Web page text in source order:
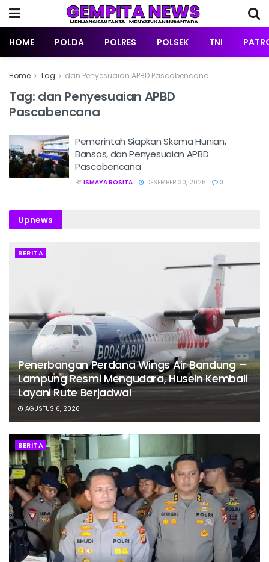
HOME POLDA POLRES POLSEK TNI
Home Tag dan Penyesuaian APBD Pascabencana
Tag: dan Penyesuaian APBD
Pascabencana
Pemerintah Siapkan Skema Hunian,
Bansos, dan Penyesuaian APBD
Pascabencana
BY ISMAYA ROSITA DESEMBER 30, 2025 0
Upnews
BERITA
Penerbangan Perdana Wings Air Bandung –
Lampung Resmi Mengudara, Husein Kembali
Layani Rute Berjadwal
AGUSTUS 6, 2026
BERITA